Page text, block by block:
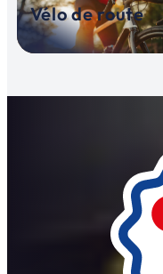
Vélo de route